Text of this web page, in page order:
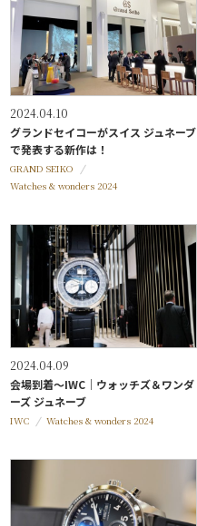
2024.04.10
グランドセイコーがスイス ジュネーブ
で発表する新作は！
GRAND SEIKO
Watches & wonders 2024
2024.04.09
会場到着～IWC｜ウォッチズ＆ワンダ
ーズ ジュネーブ
IWC Watches & wonders 2024